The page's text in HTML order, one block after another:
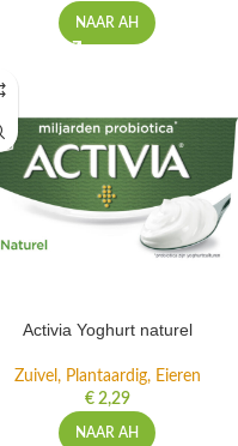
NAAR AH
Activia Yoghurt naturel
Zuivel, Plantaardig, Eieren
€2,29
NAAR AH